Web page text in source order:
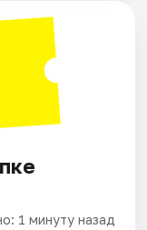
1 минуту назад